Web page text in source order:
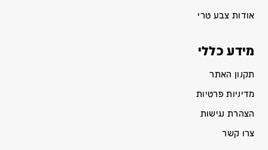
אודות צבע טרי
מידע כללי
תקנון האתר
מדיניות פרטיות
הצהרת נגישות
צרו קשר